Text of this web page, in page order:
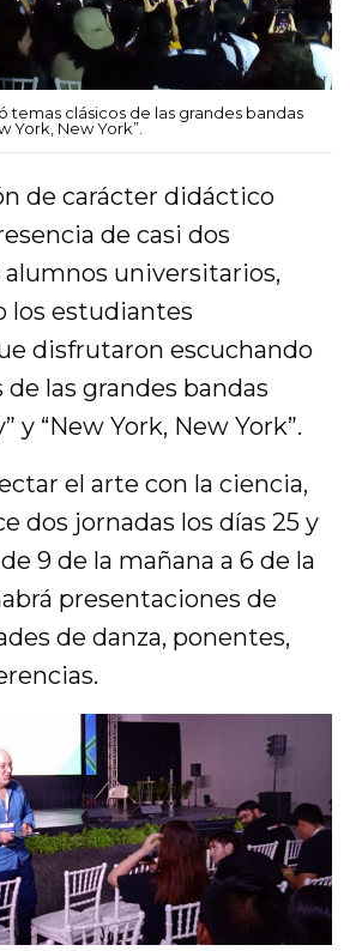
temas clásicos de las grandes bandas
York, New York”.
de carácter didáctico
de casi dos
universitarios,
los estudiantes
disfrutaron escuchando
las grandes bandas
y “New York, New York”.
el arte con la ciencia,
dos jornadas los días 25 y
9 de la mañana a 6 de la
presentaciones de
de danza, ponentes,